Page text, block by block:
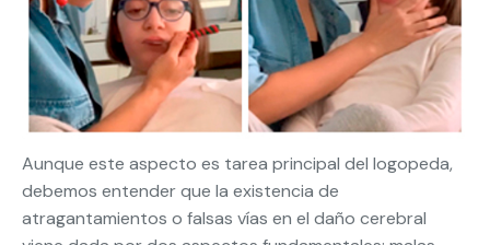
Aunque este aspecto es tarea principal del logopeda,
debemos entender que la existencia de
atragantamientos o falsas vías en el daño cerebral